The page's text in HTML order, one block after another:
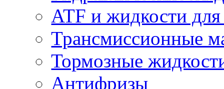
ATF и жидкости
Трансмиссионные
Тормозные
Антифризы